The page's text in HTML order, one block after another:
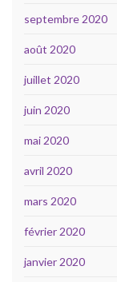
septembre 2020
août 2020
juillet 2020
juin 2020
mai 2020
avril 2020
mars 2020
février 2020
janvier 2020